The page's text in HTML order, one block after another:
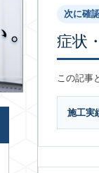
次に確
症状
この記事
施工実